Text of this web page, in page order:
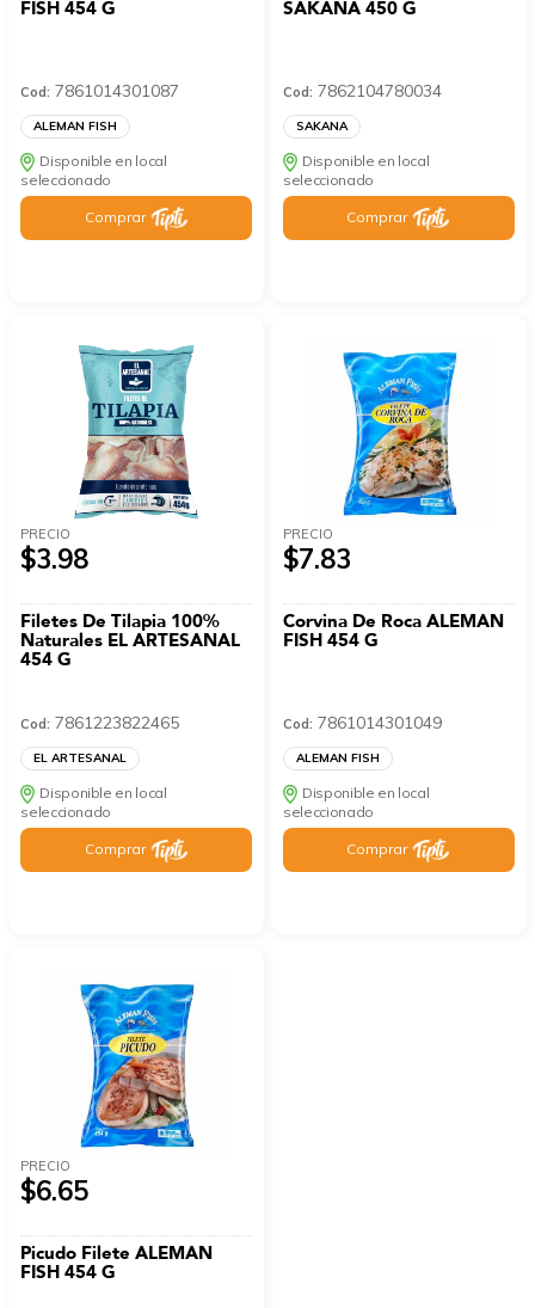
FISH 454 G
Cod: 7861014301087
ALEMAN FISH
Disponible en local
seleccionado
Comprar
SAKANA 450 G
Cod: 7862104780034
SAKANA
Disponible en local
seleccionado
Comprar
PRECIO
$3.98
Filetes De Tilapia 100%
Naturales EL ARTESANAL
454 G
Cod: 7861223822465
EL ARTESANAL
Disponible en local
seleccionado
Comprar
PRECIO
$7.83
Corvina De Roca ALEMAN
FISH 454 G
Cod: 7861014301049
ALEMAN FISH
Disponible en local
seleccionado
Comprar
PRECIO
$6.65
Picudo Filete ALEMAN
FISH 454 G